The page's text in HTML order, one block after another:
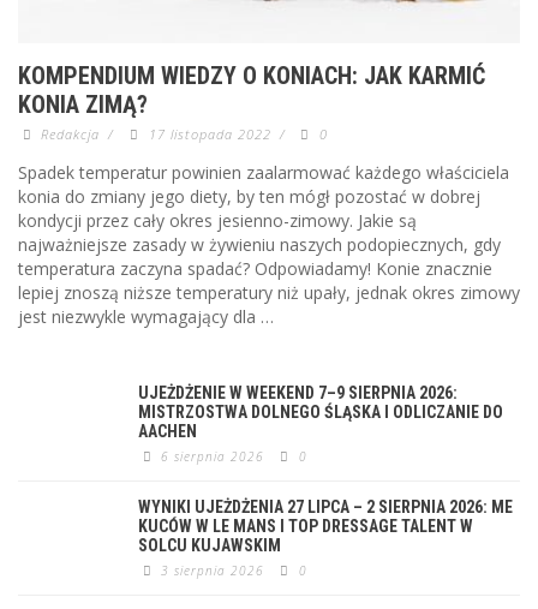
KOMPENDIUM WIEDZY O KONIACH: JAK KARMIĆ
KONIA ZIMĄ?
Redakcja / 17 listopada 2022 / 0
Spadek temperatur powinien zaalarmować każdego właściciela
konia do zmiany jego diety, by ten mógł pozostać w dobrej
kondycji przez cały okres jesienno-zimowy. Jakie są
najważniejsze zasady w żywieniu naszych podopiecznych, gdy
temperatura zaczyna spadać? Odpowiadamy! Konie znacznie
lepiej znoszą niższe temperatury niż upały, jednak okres zimowy
jest niezwykle wymagający dla …
UJEŻDŻENIE W WEEKEND 7–9 SIERPNIA 2026:
MISTRZOSTWA DOLNEGO ŚLĄSKA I ODLICZANIE DO
AACHEN
6 sierpnia 2026 0
WYNIKI UJEŻDŻENIA 27 LIPCA – 2 SIERPNIA 2026: ME
KUCÓW W LE MANS I TOP DRESSAGE TALENT W
SOLCU KUJAWSKIM
3 sierpnia 2026 0